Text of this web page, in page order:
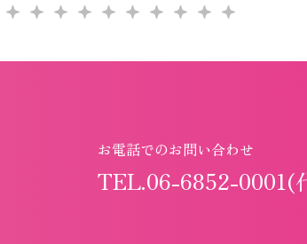
お電話でのお問い合わせ
TEL.06-6852-0001(